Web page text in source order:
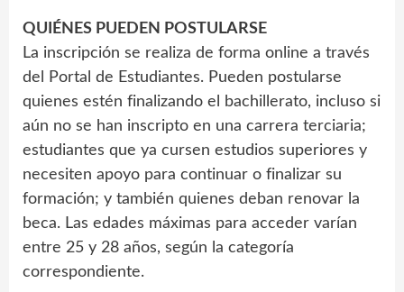
QUIÉNES PUEDEN POSTULARSE
La inscripción se realiza de forma online a través
del Portal de Estudiantes. Pueden postularse
quienes estén finalizando el bachillerato, incluso si
aún no se han inscripto en una carrera terciaria;
estudiantes que ya cursen estudios superiores y
necesiten apoyo para continuar o finalizar su
formación; y también quienes deban renovar la
beca. Las edades máximas para acceder varían
entre 25 y 28 años, según la categoría
correspondiente.